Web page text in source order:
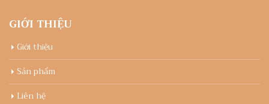
GIỚI THIỆU
Giới thiệu
Sản phẩm
Liên hệ